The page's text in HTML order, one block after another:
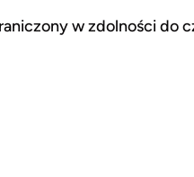
w zdolności do